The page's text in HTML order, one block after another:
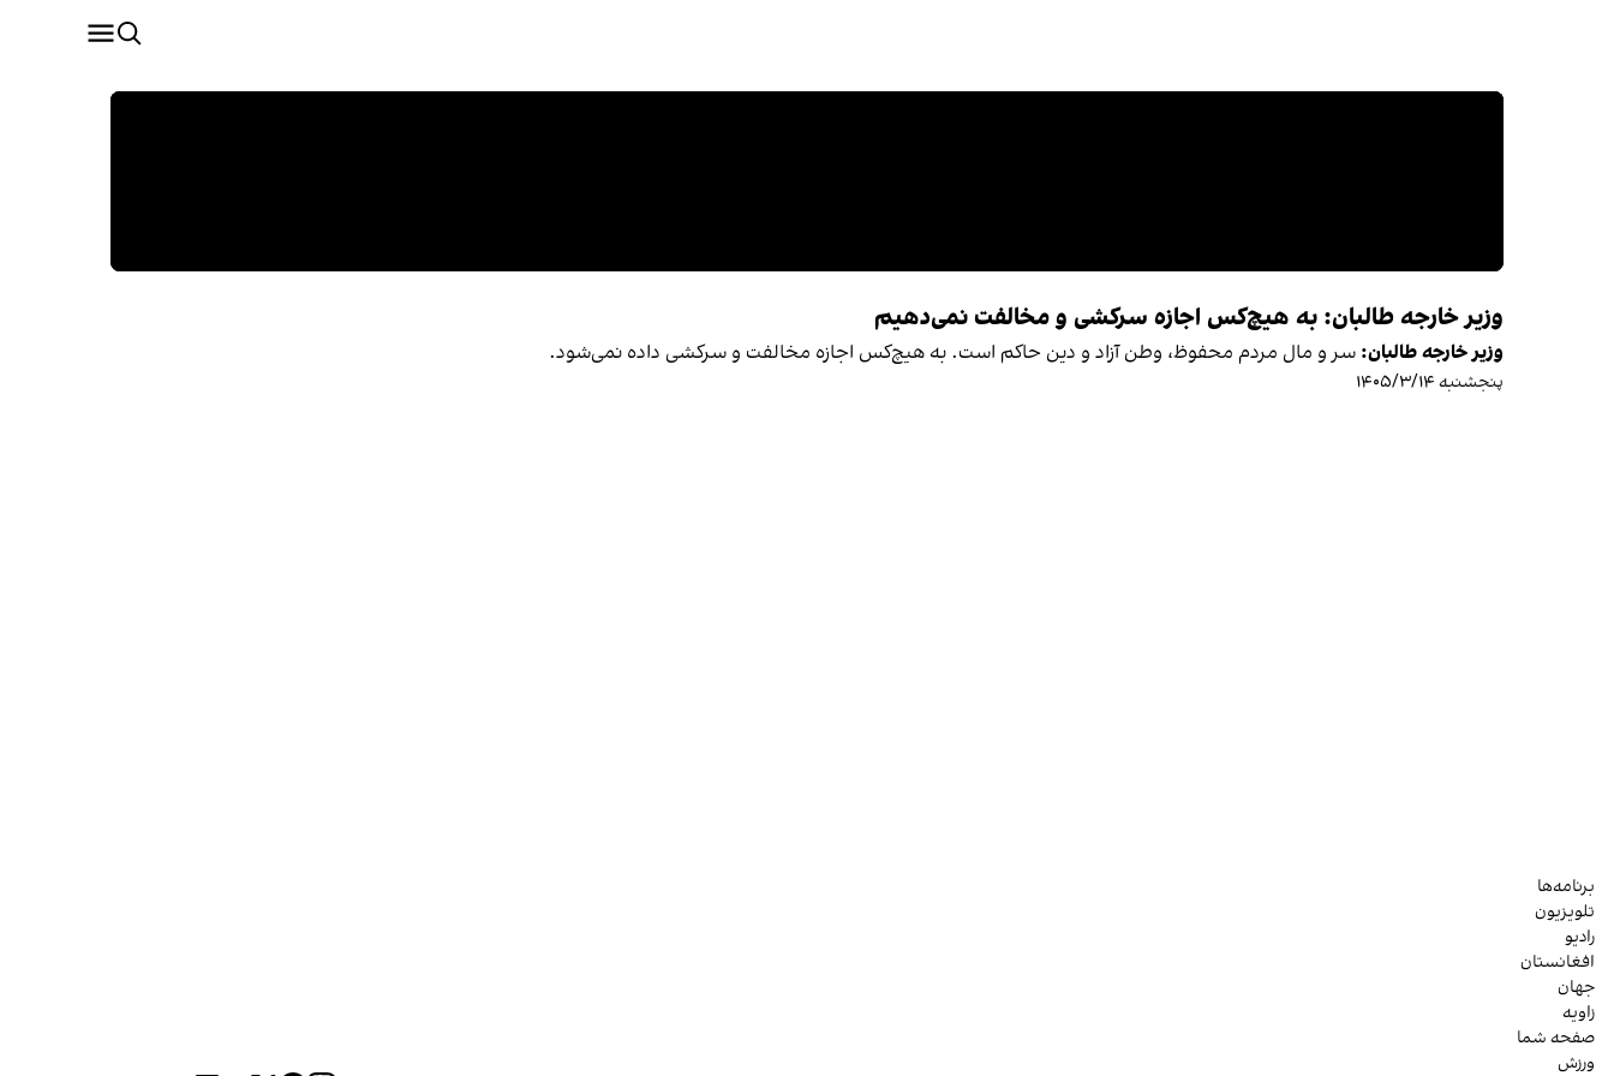
وزیر خارجه طالبان: به هیچ‌کس اجازه سرکشی و مخالفت نمی‌دهیم
وزیر خارجه طالبان: سر و مال مردم محفوظ، وطن آزاد و دین حاکم است. به هیچ‌کس اجازه مخالفت و سرکشی داده نمی‌شود.
پنجشنبه ۱۴۰۵/۳/۱۴
برنامه‌ها
تلویزیون
رادیو
افغانستان
جهان
زاویه
صفحه شما
ورزش